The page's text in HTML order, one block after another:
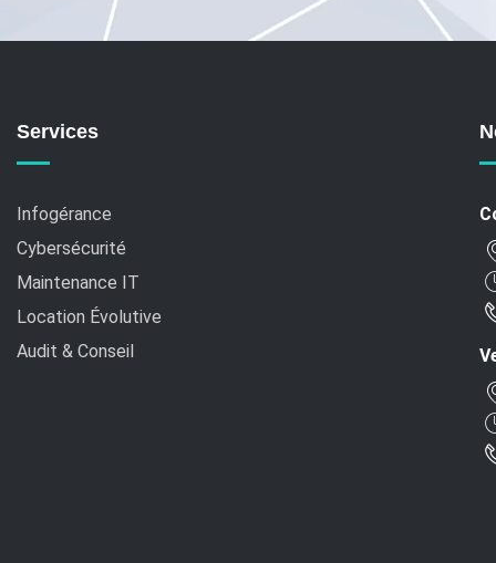
Services
Infogérance
Cybersécurité
Maintenance IT
Location Évolutive
Audit & Conseil